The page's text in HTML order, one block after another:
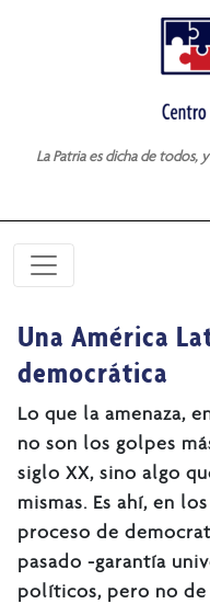
La Patria es dicha de
Una América
democrática
Lo que la amenaza,
no son los golpes
siglo XX, sino algo
mismas. Es ahí, en
proceso de
pasado -garantía
políticos, pero no de